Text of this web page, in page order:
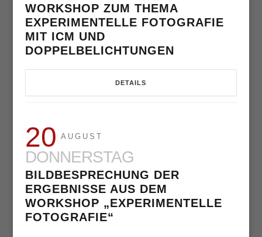
WORKSHOP ZUM THEMA
EXPERIMENTELLE FOTOGRAFIE
MIT ICM UND
DOPPELBELICHTUNGEN
DETAILS
20 AUGUST
DONNERSTAG
BILDBESPRECHUNG DER
ERGEBNISSE AUS DEM
WORKSHOP „EXPERIMENTELLE
FOTOGRAFIE“